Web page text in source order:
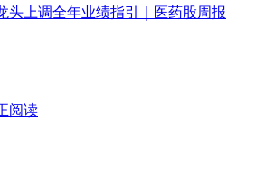
头上调全年业绩指引｜医药股周报
阅读